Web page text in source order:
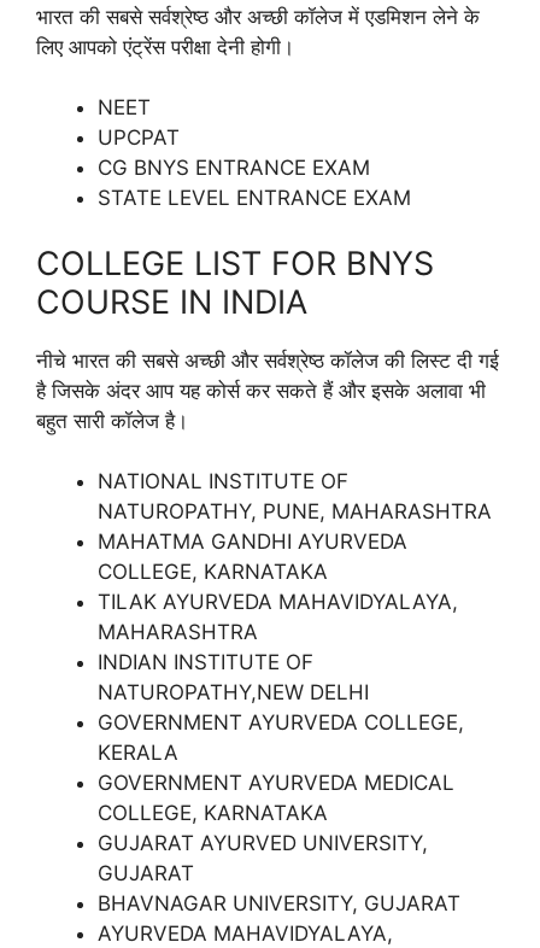
भारत की सबसे सर्वश्रेष्ठ और अच्छी कॉलेज में एडमिशन लेने के
लिए आपको एंट्रेंस परीक्षा देनी होगी।
NEET
UPCPAT
CG BNYS ENTRANCE EXAM
STATE LEVEL ENTRANCE EXAM
COLLEGE LIST FOR BNYS
COURSE IN INDIA
नीचे भारत की सबसे अच्छी और सर्वश्रेष्ठ कॉलेज की लिस्ट दी गई
है जिसके अंदर आप यह कोर्स कर सकते हैं और इसके अलावा भी
बहुत सारी कॉलेज है।
NATIONAL INSTITUTE OF
NATUROPATHY, PUNE, MAHARASHTRA
MAHATMA GANDHI AYURVEDA
COLLEGE, KARNATAKA
TILAK AYURVEDA MAHAVIDYALAYA,
MAHARASHTRA
INDIAN INSTITUTE OF
NATUROPATHY,NEW DELHI
GOVERNMENT AYURVEDA COLLEGE,
KERALA
GOVERNMENT AYURVEDA MEDICAL
COLLEGE, KARNATAKA
GUJARAT AYURVED UNIVERSITY,
GUJARAT
BHAVNAGAR UNIVERSITY, GUJARAT
AYURVEDA MAHAVIDYALAYA,